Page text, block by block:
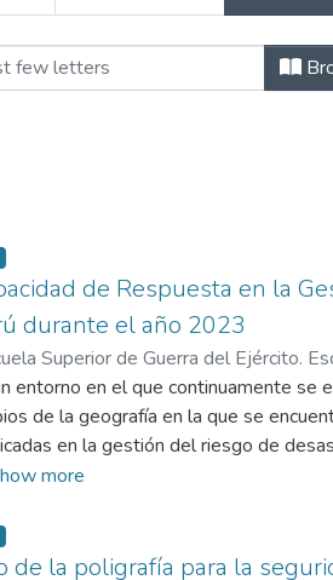
by Author "Alarcón
de Respuesta en la
durante el año 2023
Superior de Guerra del Ejército.
Fredy Emerson ;Alarcón Rosales,
entorno en el que continuamente se
de la geografía en la que se
en la gestión del riesgo de
asignada. En ese sentido,
este fin, se ha desarrollado una
en el método estudio de caso, por
more
de la poligrafía para la